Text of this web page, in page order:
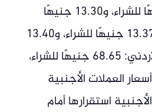
الإماراتي: 13.27 جنيهًا للشراء، و13.30 جنيهًا
للبيع.الريال القطري: 13.37 جنيهًا للشراء، و13.40
جنيهًا للبيع.الدينار الأردني: 68.65 جنيهًا للشراء،
العملات الأجنبية
استقرارها أمام